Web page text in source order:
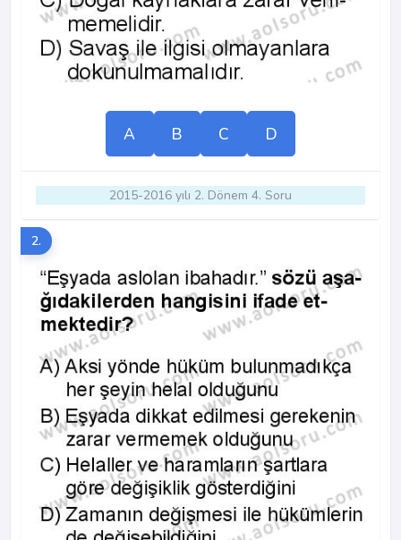
A B C D
2015-2016 yılı 2. Dönem 4. Soru
2.